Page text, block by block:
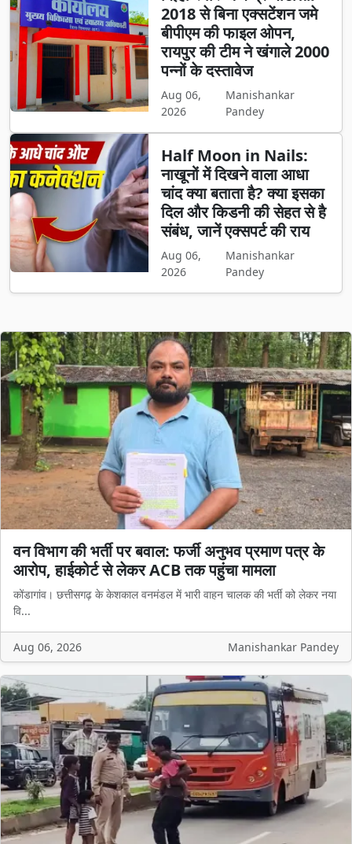
2018 से बिना एक्सटेंशन जमे
बीपीएम की फाइल ओपन,
रायपुर की टीम ने खंगाले 2000
पन्नों के दस्तावेज
Aug 06,
2026
Manishankar
Pandey
Half Moon in Nails:
नाखूनों में दिखने वाला आधा
चांद क्या बताता है? क्या इसका
दिल और किडनी की सेहत से है
संबंध, जानें एक्सपर्ट की राय
Aug 06,
2026
Manishankar
Pandey
वन विभाग की भर्ती पर बवाल: फर्जी अनुभव प्रमाण पत्र के
आरोप, हाईकोर्ट से लेकर ACB तक पहुंचा मामला
कोंडागांव। छत्तीसगढ़ के केशकाल वनमंडल में भारी वाहन चालक की भर्ती को लेकर नया
वि...
Aug 06, 2026 Manishankar Pandey